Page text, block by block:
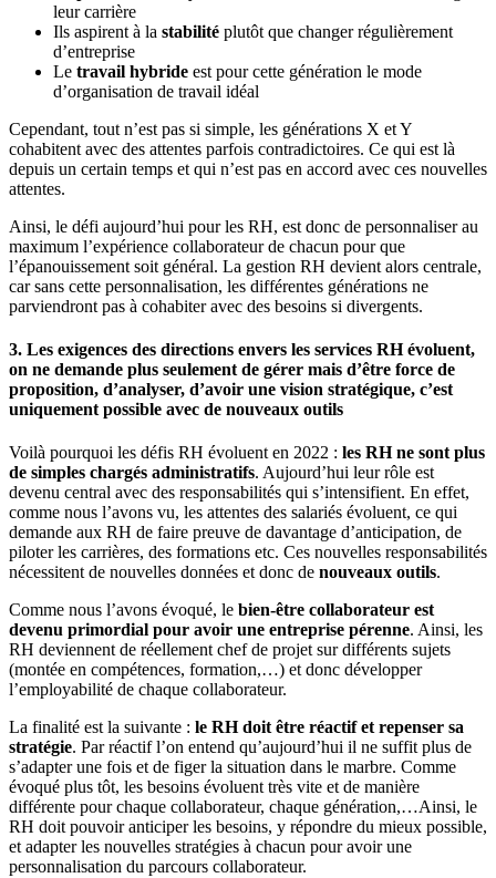
leur carrière
Ils aspirent à la stabilité plutôt que changer régulièrement
d’entreprise
Le travail hybride est pour cette génération le mode
d’organisation de travail idéal
Cependant, tout n’est pas si simple, les générations X et Y
cohabitent avec des attentes parfois contradictoires. Ce qui est là
depuis un certain temps et qui n’est pas en accord avec ces nouvelles
attentes.
Ainsi, le défi aujourd’hui pour les RH, est donc de personnaliser au
maximum l’expérience collaborateur de chacun pour que
l’épanouissement soit général. La gestion RH devient alors centrale,
car sans cette personnalisation, les différentes générations ne
parviendront pas à cohabiter avec des besoins si divergents.
3. Les exigences des directions envers les services RH évoluent,
on ne demande plus seulement de gérer mais d’être force de
proposition, d’analyser, d’avoir une vision stratégique, c’est
uniquement possible avec de nouveaux outils
Voilà pourquoi les défis RH évoluent en 2022 : les RH ne sont plus
de simples chargés administratifs. Aujourd’hui leur rôle est
devenu central avec des responsabilités qui s’intensifient. En effet,
comme nous l’avons vu, les attentes des salariés évoluent, ce qui
demande aux RH de faire preuve de davantage d’anticipation, de
piloter les carrières, des formations etc. Ces nouvelles responsabilités
nécessitent de nouvelles données et donc de nouveaux outils.
Comme nous l’avons évoqué, le bien-être collaborateur est
devenu primordial pour avoir une entreprise pérenne. Ainsi, les
RH deviennent de réellement chef de projet sur différents sujets
(montée en compétences, formation,…) et donc développer
l’employabilité de chaque collaborateur.
La finalité est la suivante : le RH doit être réactif et repenser sa
stratégie. Par réactif l’on entend qu’aujourd’hui il ne suffit plus de
s’adapter une fois et de figer la situation dans le marbre. Comme
évoqué plus tôt, les besoins évoluent très vite et de manière
différente pour chaque collaborateur, chaque génération,…Ainsi, le
RH doit pouvoir anticiper les besoins, y répondre du mieux possible,
et adapter les nouvelles stratégies à chacun pour avoir une
personnalisation du parcours collaborateur.